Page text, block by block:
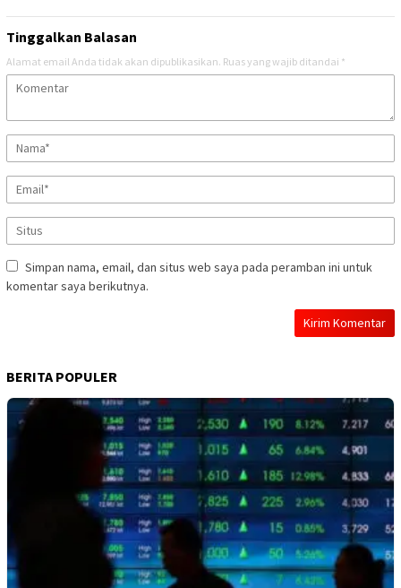
Tinggalkan Balasan
Alamat email Anda tidak akan dipublikasikan. Ruas yang wajib ditandai *
Simpan nama, email, dan situs web saya pada peramban ini untuk
komentar saya berikutnya.
BERITA POPULER